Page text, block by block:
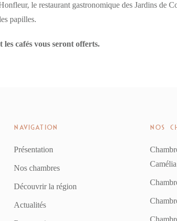
le restaurant gastronomique des Jardins de
papilles.
cafés vous seront offerts.
NAVIGATION
Présentation
Nos chambres
Découvrir la région
Actualités
NOS
Camélia